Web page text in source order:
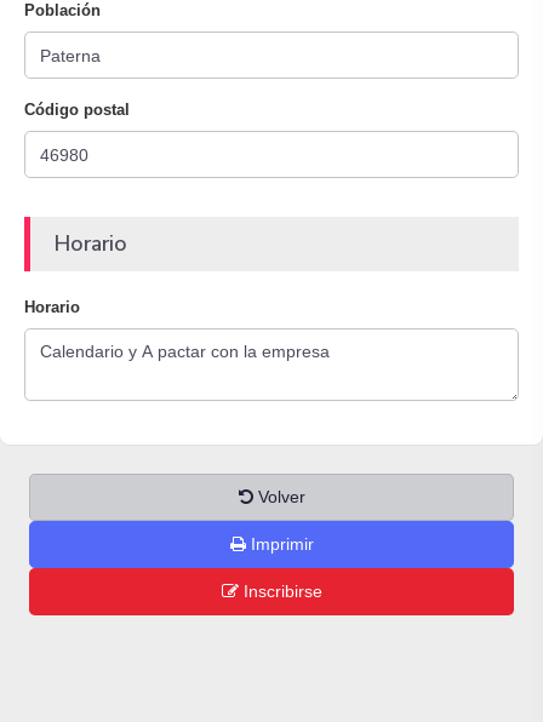
Población
Código postal
Horario
Horario
Volver
Imprimir
Inscribirse